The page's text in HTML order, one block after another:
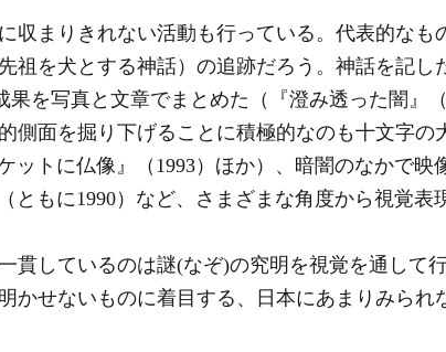
まりきれない活動も行っている。代表的なも
祖を犬とする神話）の追跡だろう。神話を記し
を写真と文章でまとめた（『澄み透った闇』
側面を掘り下げることに積極的なのも十文字の
トに仏像』（1993）ほか）、暗闇のなかで映
ともに1990）など、さまざまな角度から視覚表
しているのは謎(なぞ)の究明を視覚を通して
かせないものに着目する、日本にあまりみられ